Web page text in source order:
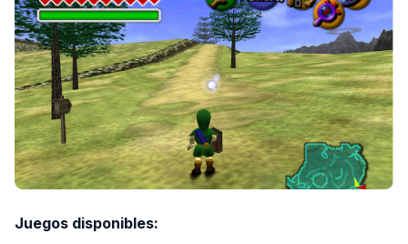
Juegos disponibles: